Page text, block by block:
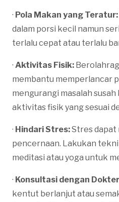
· Pola Makan yang Teratur:
dalam porsi kecil namun
terlalu cepat atau terlalu
· Aktivitas Fisik:
membantu memperlancar
mengurangi masalah
aktivitas fisik yang sesuai
· Hindari Stres:Stres dapat
pencernaan. Lakukan
meditasi atau yoga untuk
· Konsultasi dengan
kentut berlanjut atau